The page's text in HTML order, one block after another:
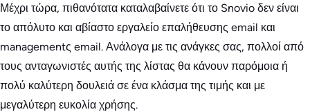
Μέχρι τώρα, πιθανότατα καταλαβαίνετε ότι το Snovio δεν είναι
το απόλυτο και αβίαστο εργαλείο επαλήθευσης email και
managementς email. Ανάλογα με τις ανάγκες σας, πολλοί από
τους ανταγωνιστές αυτής της λίστας θα κάνουν παρόμοια ή
πολύ καλύτερη δουλειά σε ένα κλάσμα της τιμής και με
μεγαλύτερη ευκολία χρήσης.